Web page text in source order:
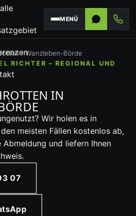
MENÜ
› Wanzleben-Börde
RICHTER – REGIONAL UND
IN
Wir holen es in
meisten Fällen kostenlos ab,
Abmeldung und liefern Ihnen
07